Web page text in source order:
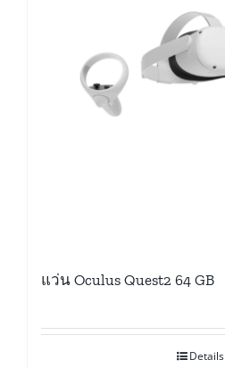
แว่น Oculus Quest2 64 GB
Details